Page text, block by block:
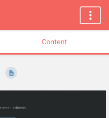
Content